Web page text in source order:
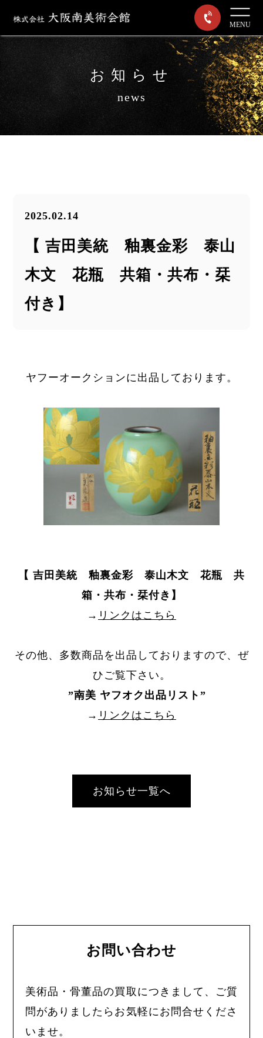
MENU
お知らせ
news
2025.02.14
【 吉田美統 釉裏金彩 泰山
木文 花瓶 共箱・共布・栞
付き】
ヤフーオークションに出品しております。
【 吉田美統 釉裏金彩 泰山木文 花瓶 共
箱・共布・栞付き】
→ リンクはこちら
その他、多数商品を出品しておりますので、ぜ
ひご覧下さい。
”南美 ヤフオク出品リスト ”
→ リンクはこちら
お知らせ一覧へ
お問い合わせ
美術品・骨董品の買取につきまして、ご質
問がありましたらお気軽にお問合せくださ
いませ。